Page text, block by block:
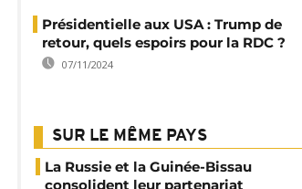
Présidentielle aux USA : Trump de
retour, quels espoirs pour la RDC ?
07/11/2024
SUR LE MÊME PAYS
La Russie et la Guinée-Bissau
consolident leur partenariat